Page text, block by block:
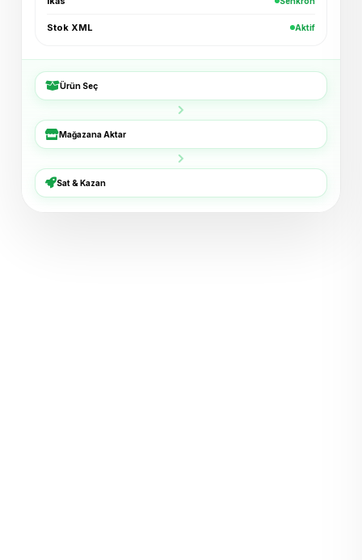
+₺96
+₺54
3'lü Çorap Seti
Basic Tişört — Lacivert
Trendyol · 11 dk
Stok XML Aktif
Ürün Seç
Mağazana Aktar
Sat & Kazan